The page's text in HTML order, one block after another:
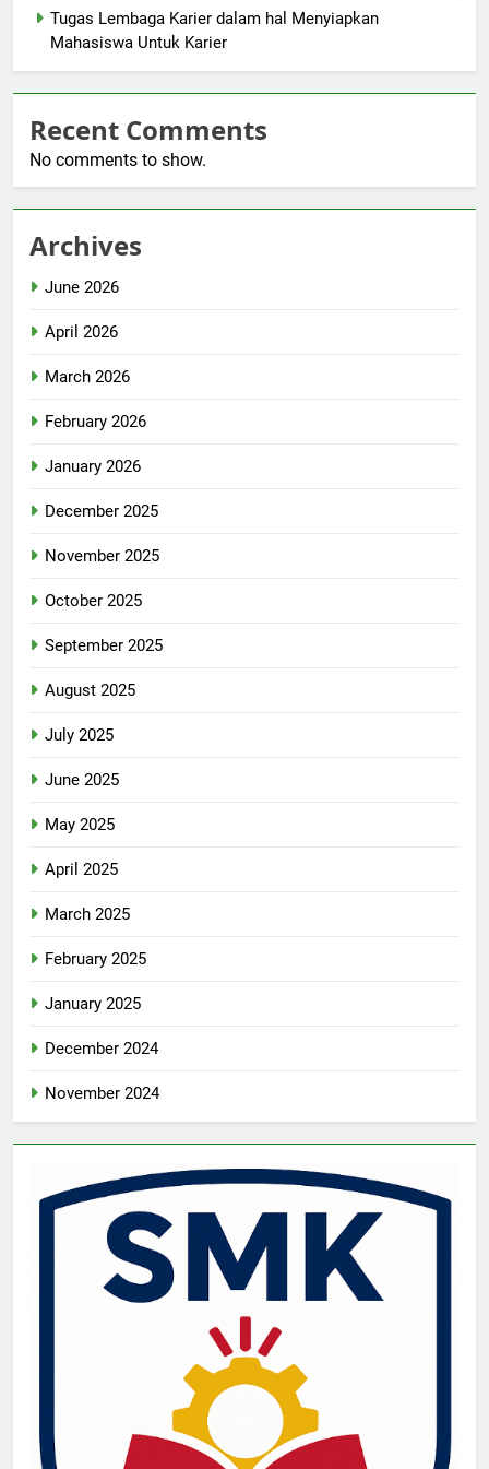
Tugas Lembaga Karier dalam hal Menyiapkan
Mahasiswa Untuk Karier
Recent Comments
No comments to show.
Archives
June 2026
April 2026
March 2026
February 2026
January 2026
December 2025
November 2025
October 2025
September 2025
August 2025
July 2025
June 2025
May 2025
April 2025
March 2025
February 2025
January 2025
December 2024
November 2024